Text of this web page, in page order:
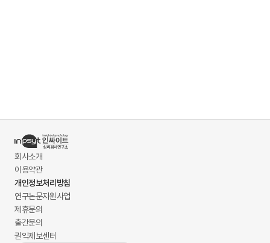
회사소개
이용약관
개인정보처리방침
연구논문지원사업
제휴문의
출간문의
권익제보센터